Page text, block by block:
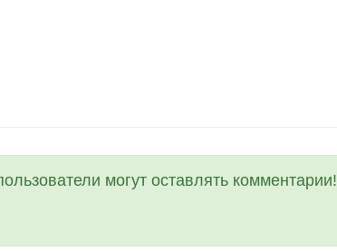
могут оставлять комментарии!